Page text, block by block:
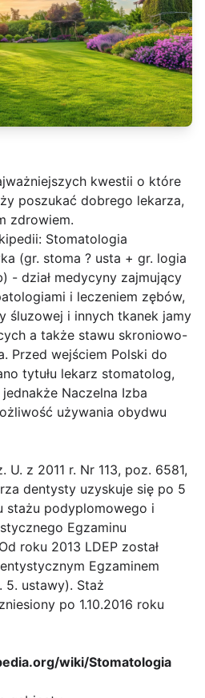
kwestii o które
poszukać dobrego lekarza,
zdrowiem.
Stomatologia
(gr. stoma ? usta + gr. logia
- dział medycyny zajmujący
i leczeniem zębów,
śluzowej i innych tkanek jamy
a także stawu skroniowo-
Przed wejściem Polski do
tytułu lekarz stomatolog,
Naczelna Izba
używania obydwu
z 2011 r. Nr 113, poz. 6581,
dentysty uzyskuje się po 5
stażu podyplomowego i
Egzaminu
roku 2013 LDEP został
Egzaminem
5. ustawy). Staż
po 1.10.2016 roku
wiki/Stomatologia